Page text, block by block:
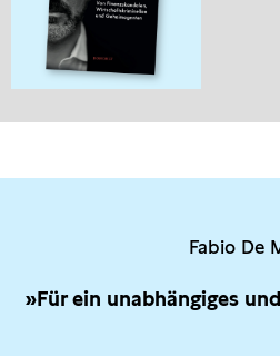
Fabio De
»Für ein unabhängiges